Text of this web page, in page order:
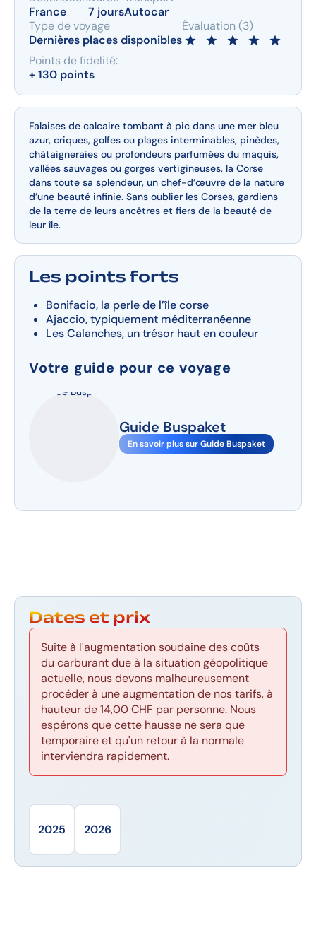
France
7 joursAutocar
Type de voyage
Dernières places disponibles
Évaluation (3)
Points de fidelité:
+ 130 points
Falaises de calcaire tombant à pic dans une mer bleu
azur, criques, golfes ou plages interminables, pinèdes,
châtaigneraies ou profondeurs parfumées du maquis,
vallées sauvages ou gorges vertigineuses, la Corse
dans toute sa splendeur, un chef-d’œuvre de la nature
d’une beauté infinie. Sans oublier les Corses, gardiens
de la terre de leurs ancêtres et fiers de la beauté de
leur île.
Les points forts
Bonifacio, la perle de l’île corse
Ajaccio, typiquement méditerranéenne
Les Calanches, un trésor haut en couleur
Votre guide pour ce voyage
Guide Buspaket
En savoir plus sur Guide Buspaket
Dates et prix
Suite à l'augmentation soudaine des coûts
du carburant due à la situation géopolitique
actuelle, nous devons malheureusement
procéder à une augmentation de nos tarifs, à
hauteur de 14,00 CHF par personne. Nous
espérons que cette hausse ne sera que
temporaire et qu'un retour à la normale
interviendra rapidement.
2025 2026